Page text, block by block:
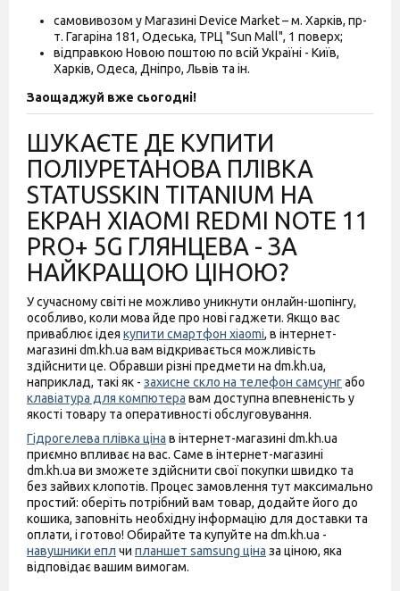
самовивозом у Магазині Device Market – м. Харків, пр-
т. Гагаріна 181, Одеська, ТРЦ "Sun Mall", 1 поверх;
відправкою Новою поштою по всій Україні - Київ,
Харків, Одеса, Дніпро, Львів та ін.
Заощаджуй вже сьогодні!
ШУКАЄТЕ ДЕ КУПИТИ
ПОЛІУРЕТАНОВА ПЛІВКА
STATUSSKIN TITANIUM НА
ЕКРАН XIAOMI REDMI NOTE 11
PRO+ 5G ГЛЯНЦЕВА - ЗА
НАЙКРАЩОЮ ЦІНОЮ?
У сучасному світі не можливо уникнути онлайн-шопінгу,
особливо, коли мова йде про нові гаджети. Якщо вас
приваблює ідея купити смартфон xiaomi, в інтернет-
магазині dm.kh.ua вам відкривається можливість
здійснити це. Обравши різні предмети на dm.kh.ua,
наприклад, такі як - захисне скло на телефон самсунгабо
клавіатура для компютера вам доступна впевненість у
якості товару та оперативності обслуговування.
Гідрогелева плівка ціна в інтернет-магазині dm.kh.ua
приємно впливає на вас. Саме в інтернет-магазині
dm.kh.ua ви зможете здійснити свої покупки швидко та
без зайвих клопотів. Процес замовлення тут максимально
простий: оберіть потрібний вам товар, додайте його до
кошика, заповніть необхідну інформацію для доставки та
оплати, і готово! Обирайте та купуйте на dm.kh.ua -
навушники епл чи планшет samsung ціна за ціною, яка
відповідає вашим вимогам.